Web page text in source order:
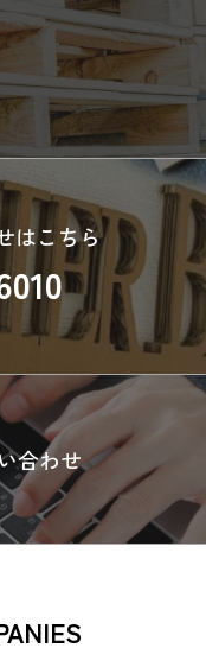
はこちら
合わせ